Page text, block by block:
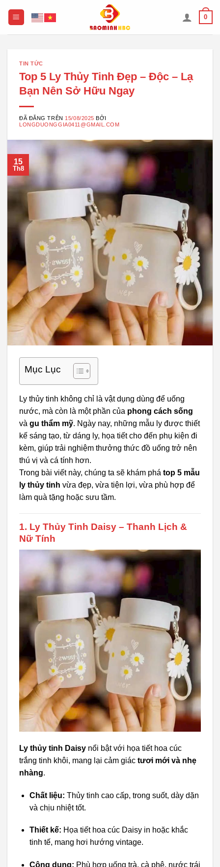
0
TIN TỨC
Top 5 Ly Thủy Tinh Đẹp – Độc – Lạ
Bạn Nên Sở Hữu Ngay
ĐÃ ĐĂNG TRÊN 15/08/2025 BỞI
LONGDUONGGIA0411@GMAIL.COM
15
Th8
Mục Lục
Ly thủy tinh không chỉ là vật dụng dùng để uống
nước, mà còn là một phần của phong cách sống
và gu thẩm mỹ. Ngày nay, những mẫu ly được thiết
kế sáng tạo, từ dáng ly, họa tiết cho đến phụ kiện đi
kèm, giúp trải nghiệm thưởng thức đồ uống trở nên
thú vị và cá tính hơn.
Trong bài viết này, chúng ta sẽ khám phá top 5 mẫu
ly thủy tinh vừa đẹp, vừa tiện lợi, vừa phù hợp để
làm quà tặng hoặc sưu tầm.
1. Ly Thủy Tinh Daisy – Thanh Lịch &
Nữ Tính
Ly thủy tinh Daisy nổi bật với họa tiết hoa cúc
trắng tinh khôi, mang lại cảm giác tươi mới và nhẹ
nhàng.
Chất liệu: Thủy tinh cao cấp, trong suốt, dày dặn
và chịu nhiệt tốt.
Thiết kế: Họa tiết hoa cúc Daisy in hoặc khắc
tinh tế, mang hơi hướng vintage.
Công dụng: Phù hợp uống trà, cà phê, nước trái